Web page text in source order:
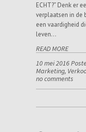
ECHT?” Denk er
verplaatsen in de
een vaardigheid
leven…
READ MORE
10 mei 2016
Marketing,
no comments